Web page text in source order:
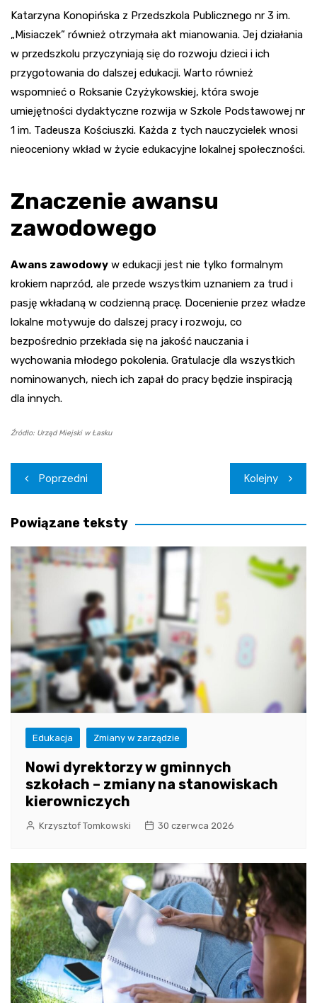
Katarzyna Konopińska z Przedszkola Publicznego nr 3 im.
„Misiaczek” również otrzymała akt mianowania. Jej działania
w przedszkolu przyczyniają się do rozwoju dzieci i ich
przygotowania do dalszej edukacji. Warto również
wspomnieć o Roksanie Czyżykowskiej, która swoje
umiejętności dydaktyczne rozwija w Szkole Podstawowej nr
1 im. Tadeusza Kościuszki. Każda z tych nauczycielek wnosi
nieoceniony wkład w życie edukacyjne lokalnej społeczności.
Znaczenie awansu
zawodowego
Awans zawodowy w edukacji jest nie tylko formalnym
krokiem naprzód, ale przede wszystkim uznaniem za trud i
pasję wkładaną w codzienną pracę. Docenienie przez władze
lokalne motywuje do dalszej pracy i rozwoju, co
bezpośrednio przekłada się na jakość nauczania i
wychowania młodego pokolenia. Gratulacje dla wszystkich
nominowanych, niech ich zapał do pracy będzie inspiracją
dla innych.
Źródło: Urząd Miejski w Łasku
Nawigacja
wpisu
Poprzedni Kolejny
Powiązane teksty
Edukacja Zmiany w zarządzie
Nowi dyrektorzy w gminnych
szkołach – zmiany na stanowiskach
kierowniczych
Krzysztof Tomkowski 30 czerwca 2026